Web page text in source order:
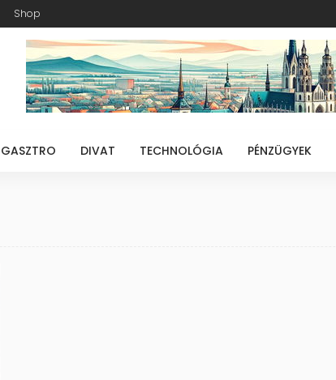
Shop
GASZTRO DIVAT TECHNOLÓGIA PÉNZÜGYEK